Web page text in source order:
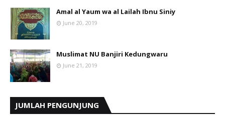
Amal al Yaum wa al Lailah Ibnu Siniy
June 20, 2019
Muslimat NU Banjiri Kedungwaru
June 21, 2019
JUMLAH PENGUNJUNG